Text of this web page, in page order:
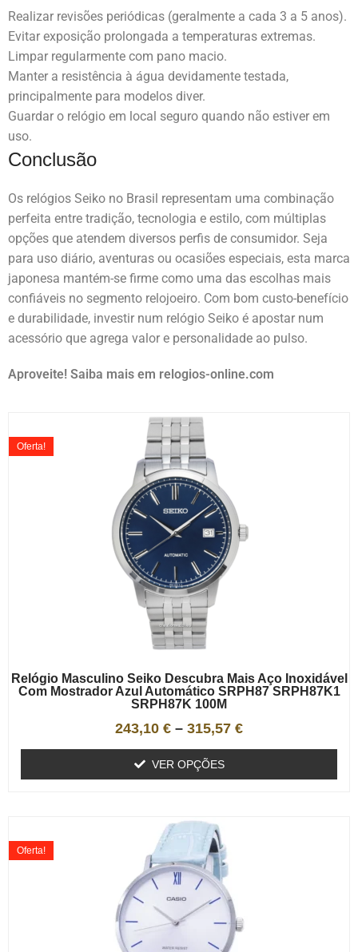
Realizar revisões periódicas (geralmente a cada 3 a 5 anos).
Evitar exposição prolongada a temperaturas extremas.
Limpar regularmente com pano macio.
Manter a resistência à água devidamente testada,
principalmente para modelos diver.
Guardar o relógio em local seguro quando não estiver em
uso.
Conclusão
Os relógios Seiko no Brasil representam uma combinação
perfeita entre tradição, tecnologia e estilo, com múltiplas
opções que atendem diversos perfis de consumidor. Seja
para uso diário, aventuras ou ocasiões especiais, esta marca
japonesa mantém-se firme como uma das escolhas mais
confiáveis no segmento relojoeiro. Com bom custo-benefício
e durabilidade, investir num relógio Seiko é apostar num
acessório que agrega valor e personalidade ao pulso.
Aproveite! Saiba mais em relogios-online.com
Relógio Masculino Seiko Descubra Mais Aço Inoxidável
Com Mostrador Azul Automático SRPH87 SRPH87K1
SRPH87K 100M
Oferta!
243,10 € – 315,57 €
VER OPÇÕES
Oferta!